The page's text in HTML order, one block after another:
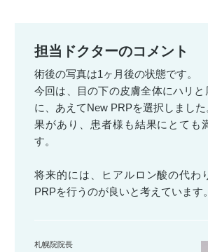
担当ドクターのコメント
術後の写真は1ヶ月後の状態です。
今回は、目の下の皮膚全体にハリと
に、あえてNew PRPを選択しまし
果があり、患者様も結果にとても
す。
将来的には、ヒアルロン酸の代わ
PRPを行うのが良いと考えています。
札幌院院長